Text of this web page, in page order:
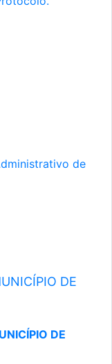
de
DE
DE